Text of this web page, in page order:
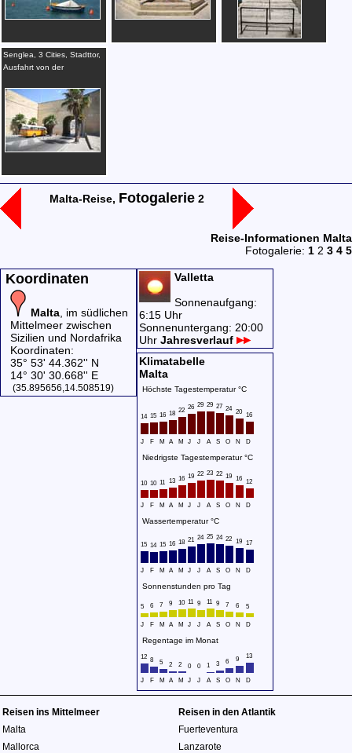
Senglea, 3 Cities, Stadttor,
Ausfahrt von der
Malta-Reise, Fotogalerie2
Reise-Informationen Malta
Fotogalerie: 1 2 3 4 5
Koordinaten
Malta , im südlichen
Mittelmeer zwischen
Sizilien und Nordafrika
Koordinaten:
35° 53' 44.362'' N
14° 30' 30.668'' E
(35.895656,14.508519)
Valletta
Sonnenaufgang:
6:15 Uhr
Sonnenuntergang: 20:00
Uhr Jahresverlauf
Klimatabelle
Malta
Höchste Tagestemperatur °C
14 15 16 18 22 26 29 29 27 24 20 16
J F M A M J J A S O N D
Niedrigste Tagestemperatur °C
10 10 11 13 16 19 22 23 22 19 16 12
J F M A M J J A S O N D
Wassertemperatur °C
15 14 15 16 18 21 24 25 24 22 19 17
J F M A M J J A S O N D
Sonnenstunden pro Tag
5 6 7 9 10 11 9 11 9 7 6 5
J F M A M J J A S O N D
Regentage im Monat
12 8 5 2 2 0 0 1 3 6 9 13
J F M A M J J A S O N D
Reisen ins Mittelmeer
Malta
Mallorca
Reisen in den Atlantik
Fuerteventura
Lanzarote